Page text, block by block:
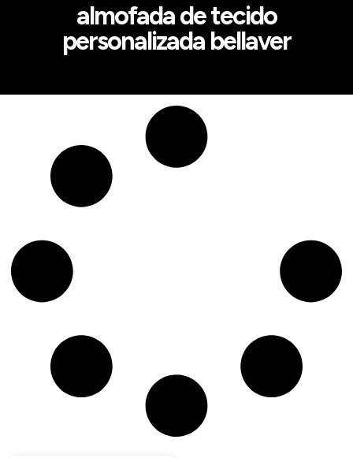
almofada de tecido
personalizada bellaver